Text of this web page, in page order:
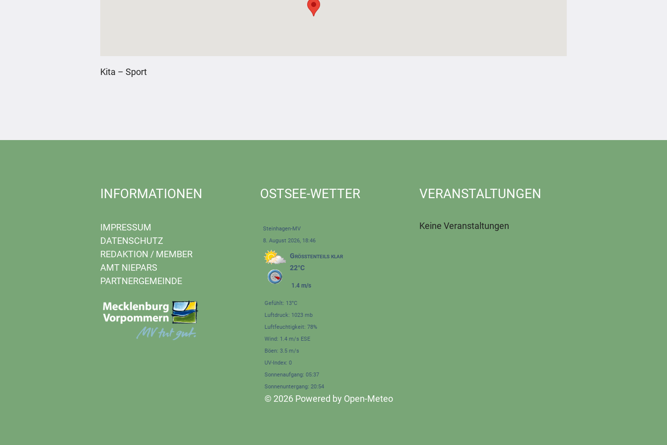
Kita – Sport
INFORMATIONEN
IMPRESSUM
DATENSCHUTZ
REDAKTION / MEMBER
AMT NIEPARS
PARTNERGEMEINDE
OSTSEE-WETTER
Steinhagen-MV
8. August 2026, 18:46
Größtenteils klar
22°C
1.4 m/s
Gefühlt: 13°C
Luftdruck: 1023 mb
Luftfeuchtigkeit: 78%
Wind: 1.4 m/s ESE
Böen: 3.5 m/s
UV-Index: 0
Sonnenaufgang: 05:37
Sonnenuntergang: 20:54
© 2026 Powered by Open-Meteo
VERANSTALTUNGEN
Keine Veranstaltungen